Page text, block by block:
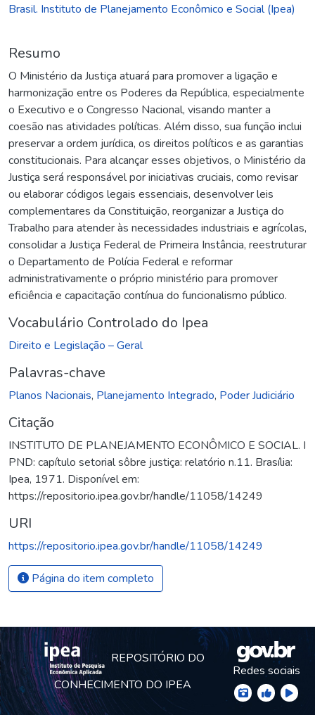
Brasil. Instituto de Planejamento Econômico e Social (Ipea)
Resumo
O Ministério da Justiça atuará para promover a ligação e
harmonização entre os Poderes da República, especialmente
o Executivo e o Congresso Nacional, visando manter a
coesão nas atividades políticas. Além disso, sua função inclui
preservar a ordem jurídica, os direitos políticos e as garantias
constitucionais. Para alcançar esses objetivos, o Ministério da
Justiça será responsável por iniciativas cruciais, como revisar
ou elaborar códigos legais essenciais, desenvolver leis
complementares da Constituição, reorganizar a Justiça do
Trabalho para atender às necessidades industriais e agrícolas,
consolidar a Justiça Federal de Primeira Instância, reestruturar
o Departamento de Polícia Federal e reformar
administrativamente o próprio ministério para promover
eficiência e capacitação contínua do funcionalismo público.
Vocabulário Controlado do Ipea
Direito e Legislação – Geral
Palavras-chave
Planos Nacionais, Planejamento Integrado, Poder Judiciário
Citação
INSTITUTO DE PLANEJAMENTO ECONÔMICO E SOCIAL. I
PND: capítulo setorial sôbre justiça: relatório n.11. Brasília:
Ipea, 1971. Disponível em:
https://repositorio.ipea.gov.br/handle/11058/14249
URI
https://repositorio.ipea.gov.br/handle/11058/14249
Página do item completo
REPOSITÓRIO DO
CONHECIMENTO DO IPEA
Redes sociais